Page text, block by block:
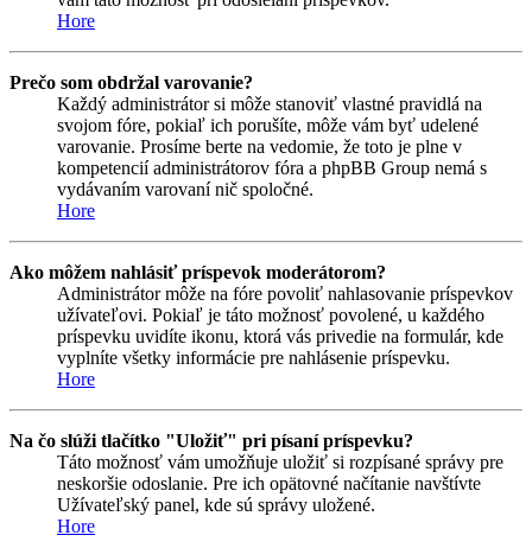
Hore
Prečo som obdržal varovanie?
Každý administrátor si môže stanoviť vlastné pravidlá na
svojom fóre, pokiaľ ich porušíte, môže vám byť udelené
varovanie. Prosíme berte na vedomie, že toto je plne v
kompetencií administrátorov fóra a phpBB Group nemá s
vydávaním varovaní nič spoločné.
Hore
Ako môžem nahlásiť príspevok moderátorom?
Administrátor môže na fóre povoliť nahlasovanie príspevkov
užívateľovi. Pokiaľ je táto možnosť povolené, u každého
príspevku uvidíte ikonu, ktorá vás privedie na formulár, kde
vyplníte všetky informácie pre nahlásenie príspevku.
Hore
Na čo slúži tlačítko "Uložiť" pri písaní príspevku?
Táto možnosť vám umožňuje uložiť si rozpísané správy pre
neskoršie odoslanie. Pre ich opätovné načítanie navštívte
Užívateľský panel, kde sú správy uložené.
Hore